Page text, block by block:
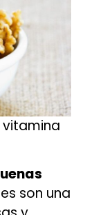
son una